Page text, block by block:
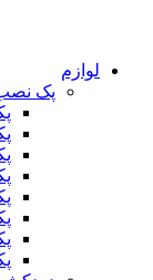
لوازم
پک